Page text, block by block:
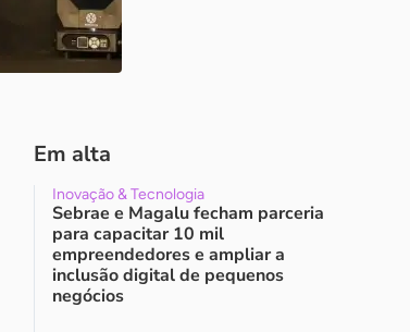
Em alta
Inovação & Tecnologia
Sebrae e Magalu fecham parceria
para capacitar 10 mil
empreendedores e ampliar a
inclusão digital de pequenos
negócios